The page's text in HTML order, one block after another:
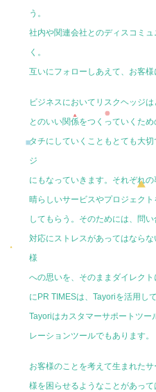
う。
社内や関連会社とのディスコミ
く。
互いにフォローしあえて、お客様
ビジネスにおいてリスクヘッジ
とのいい関係をつくっていくた
タチにしていくこともとても大
ジ
にもなっていきます。それぞれ
晴らしいサービスやプロジェク
してもらう。そのためには、問
対応にストレスがあってはなら
様
への思いを、そのままダイレク
にPR TIMESは、Tayoriを活用し
Tayoriはカスタマーサポートツー
レーションツールでもあります。
お客様のことを考えて生まれた
様を困らせるようなことがあって